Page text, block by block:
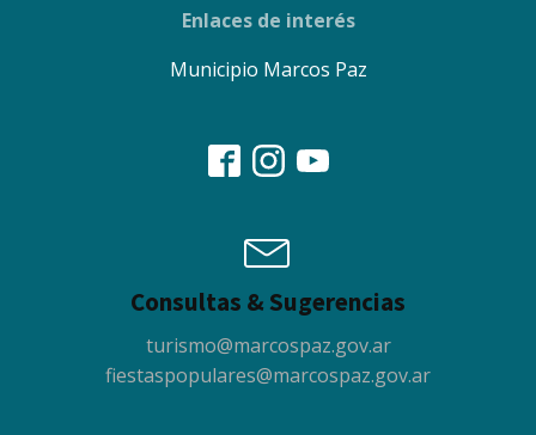
Enlaces de interés
Municipio Marcos Paz
Consultas & Sugerencias
turismo@marcospaz.gov.ar
fiestaspopulares@marcospaz.gov.ar